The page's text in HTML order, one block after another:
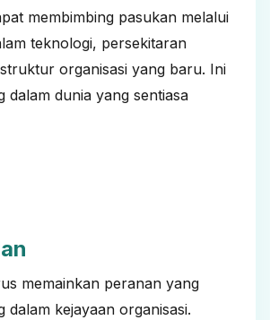
membimbing pasukan melalui
teknologi, persekitaran
organisasi yang baru. Ini
dalam dunia yang sentiasa
memainkan peranan yang
dalam kejayaan organisasi.